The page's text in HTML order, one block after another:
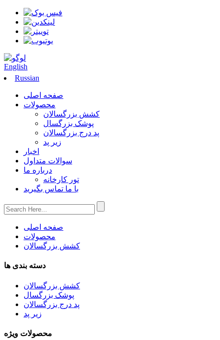
English
Russian
صفحه اصلی
محصولات
کشش بزرگسالان
پوشک بزرگسال
پد درج بزرگسالان
زیر پد
اخبار
سوالات متداول
درباره ما
تور کارخانه
با ما تماس بگیرید
صفحه اصلی
محصولات
کشش بزرگسالان
دسته بندی ها
کشش بزرگسالان
پوشک بزرگسال
پد درج بزرگسالان
زیر پد
محصولات ویژه